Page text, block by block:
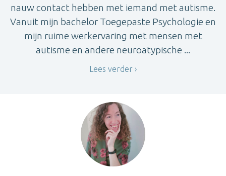
nauw contact hebben met iemand met autisme.
Vanuit mijn bachelor Toegepaste Psychologie en
mijn ruime werkervaring met mensen met
autisme en andere neuroatypische ...
Lees verder